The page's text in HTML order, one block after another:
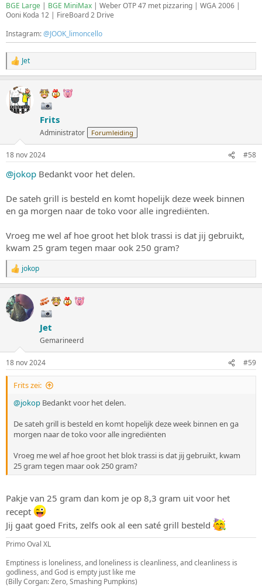
BGE Large | BGE MiniMax | Weber OTP 47 met pizzaring | WGA 2006 |
Ooni Koda 12 | FireBoard 2 Drive
Instagram:@JOOK_limoncello
W
a
r
d
e
e
:
Jet
Frits
Administrator Forumleiding
18 nov 2024 #58
@jokop Bedankt voor het delen.
De sateh grill is besteld en komt hopelijk deze week binnen
en ga morgen naar de toko voor alle ingrediënten.
Vroeg me wel af hoe groot het blok trassi is dat jij gebruikt,
kwam 25 gram tegen maar ook 250 gram?
W
a
r
d
e
e
n
jokop
Jet
Gemarineerd
18 nov 2024 #59
Frits zei:
@jokop Bedankt voor het delen.
De sateh grill is besteld en komt hopelijk deze week binnen en ga
morgen naar de toko voor alle ingrediënten
Vroeg me wel af hoe groot het blok trassi is dat jij gebruikt, kwam
25 gram tegen maar ook 250 gram?
Pakje van 25 gram dan kom je op 8,3 gram uit voor het
recept
Jij gaat goed Frits, zelfs ook al een saté grill besteld
Primo Oval XL
Emptiness is loneliness, and loneliness is cleanliness, and cleanliness is
godliness, and God is empty just like me
(Billy Corgan: Zero, Smashing Pumpkins)